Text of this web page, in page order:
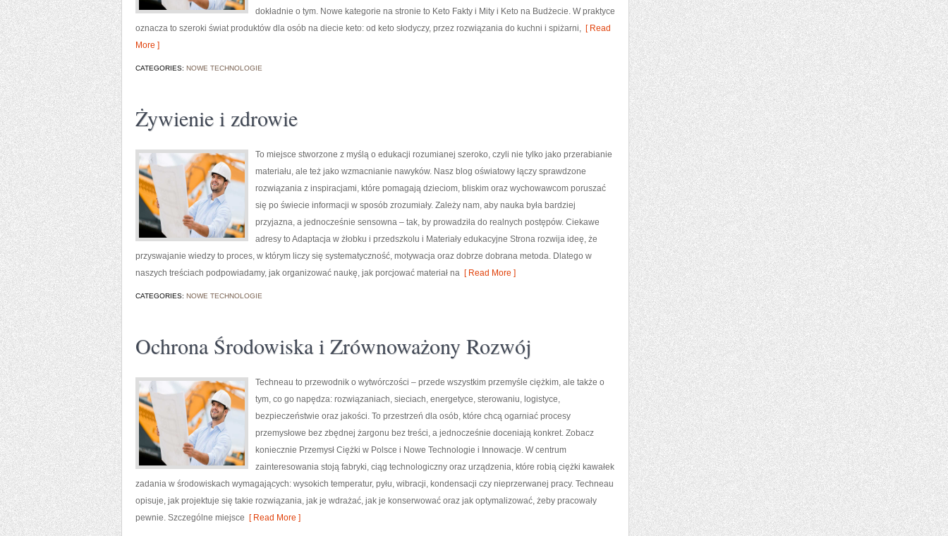
dokładnie o tym. Nowe kategorie na stronie to Keto Fakty i Mity i Keto na Budżecie. W praktyce
oznacza to szeroki świat produktów dla osób na diecie keto: od keto słodyczy, przez rozwiązania do kuchni i spiżarni, [ Read
More ]
CATEGORIES: NOWE TECHNOLOGIE
Żywienie i zdrowie
To miejsce stworzone z myślą o edukacji rozumianej szeroko, czyli nie tylko jako przerabianie
materiału, ale też jako wzmacnianie nawyków. Nasz blog oświatowy łączy sprawdzone
rozwiązania z inspiracjami, które pomagają dzieciom, bliskim oraz wychowawcom poruszać
się po świecie informacji w sposób zrozumiały. Zależy nam, aby nauka była bardziej
przyjazna, a jednocześnie sensowna – tak, by prowadziła do realnych postępów. Ciekawe
adresy to Adaptacja w żłobku i przedszkolu i Materiały edukacyjne Strona rozwija ideę, że
przyswajanie wiedzy to proces, w którym liczy się systematyczność, motywacja oraz dobrze dobrana metoda. Dlatego w
naszych treściach podpowiadamy, jak organizować naukę, jak porcjować materiał na [ Read More ]
CATEGORIES: NOWE TECHNOLOGIE
Ochrona Środowiska i Zrównoważony Rozwój
Techneau to przewodnik o wytwórczości – przede wszystkim przemyśle ciężkim, ale także o
tym, co go napędza: rozwiązaniach, sieciach, energetyce, sterowaniu, logistyce,
bezpieczeństwie oraz jakości. To przestrzeń dla osób, które chcą ogarniać procesy
przemysłowe bez zbędnej żargonu bez treści, a jednocześnie doceniają konkret. Zobacz
koniecznie Przemysł Ciężki w Polsce i Nowe Technologie i Innowacje. W centrum
zainteresowania stoją fabryki, ciąg technologiczny oraz urządzenia, które robią ciężki kawałek
zadania w środowiskach wymagających: wysokich temperatur, pyłu, wibracji, kondensacji czy nieprzerwanej pracy. Techneau
opisuje, jak projektuje się takie rozwiązania, jak je wdrażać, jak je konserwować oraz jak optymalizować, żeby pracowały
pewnie. Szczególne miejsce [ Read More ]